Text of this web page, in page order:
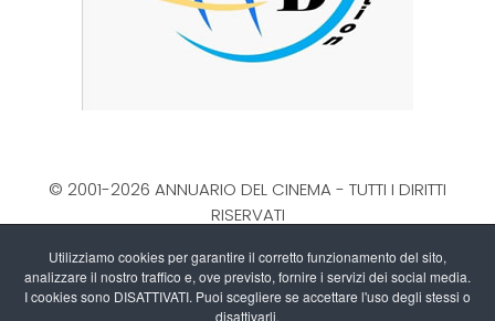
Utilizziamo cookies per garantire il corretto funzionamento del sito,
analizzare il nostro traffico e, ove previsto, fornire i servizi dei social media.
I cookies sono DISATTIVATI. Puoi scegliere se accettare l'uso degli stessi o
disattivarli.
© 2001-2026 ANNUARIO DEL CINEMA - TUTTI I DIRITTI
RISERVATI
rimuovere, oscurare, modificare, immagini e testi dal
sito, a propria discrezione.
Questo blog non rappresenta una testata giornalistica